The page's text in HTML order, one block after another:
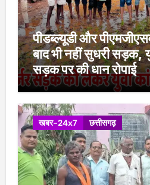
पीडब्ल्यूडी और
बाद भी नहीं सुधरी सड़क,
सड़क पर की धान रोपाई
खबर-24x7 छत्तीसगढ़